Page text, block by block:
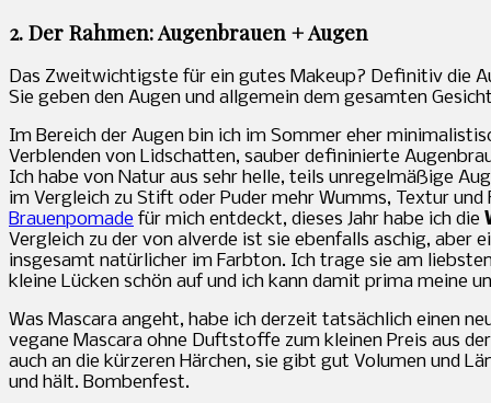
2. Der Rahmen: Augenbrauen + Augen
Das Zweitwichtigste für ein gutes Makeup? Definitiv die
Sie geben den Augen und allgemein dem gesamten
Im Bereich der Augen bin ich im Sommer eher
Verblenden von Lidschatten, sauber defininierte
Ich habe von Natur aus sehr helle, teils unregelmäßige
im Vergleich zu Stift oder Puder mehr Wumms, Textur
Brauenpomade für mich entdeckt, dieses Jahr habe ich die
Vergleich zu der von alverde ist sie ebenfalls aschig, aber
insgesamt natürlicher im Farbton. Ich trage sie am
kleine Lücken schön auf und ich kann damit prima meine
Was Mascara angeht, habe ich derzeit tatsächlich einen
vegane Mascara ohne Duftstoffe zum kleinen Preis aus
auch an die kürzeren Härchen, sie gibt gut Volumen und
und hält. Bombenfest.